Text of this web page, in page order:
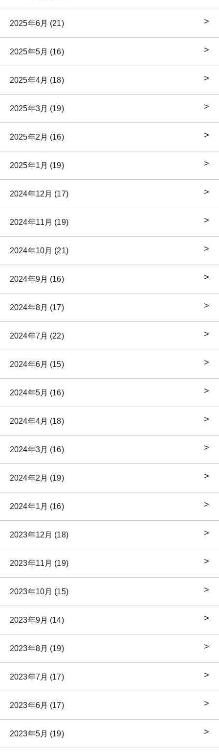
2025年6月 (21)
2025年5月 (16)
2025年4月 (18)
2025年3月 (19)
2025年2月 (16)
2025年1月 (19)
2024年12月 (17)
2024年11月 (19)
2024年10月 (21)
2024年9月 (16)
2024年8月 (17)
2024年7月 (22)
2024年6月 (15)
2024年5月 (16)
2024年4月 (18)
2024年3月 (16)
2024年2月 (19)
2024年1月 (16)
2023年12月 (18)
2023年11月 (19)
2023年10月 (15)
2023年9月 (14)
2023年8月 (19)
2023年7月 (17)
2023年6月 (17)
2023年5月 (19)